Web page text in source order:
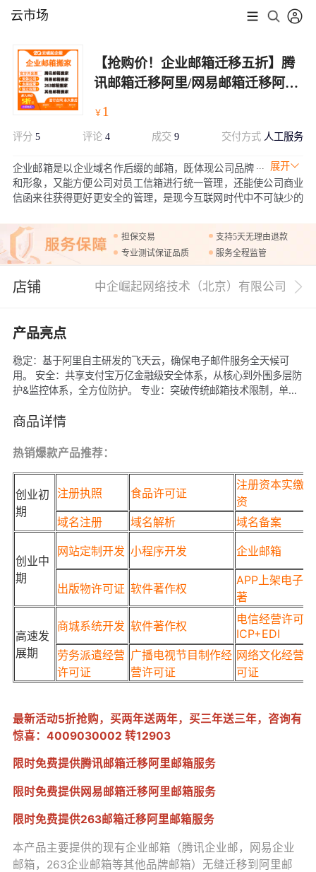
云市场
【抢购价！企业邮箱迁移五折】腾
讯邮箱迁移阿里/网易邮箱迁移阿里
￥ 1
评分 5 评论 4 成交9 交付方式 人工服务
展开
企业邮箱是以企业域名作后缀的邮箱，既体现公司品牌
和形象，又能方便公司对员工信箱进行统一管理，还能使公司商业
信函来往获得更好更安全的管理，是现今互联网时代中不可缺少的
的全生态开放电子邮箱系统。售后7*24小时VIP服务支持，腾讯邮
箱，网易邮箱，263企业邮箱搬家无缝对接！
担保交易
支持5天无理由退款
专业测试保证品质
服务全程监管
店铺 中企崛起网络技术（北京）有限公司
产品亮点
稳定：基于阿里自主研发的飞天云，确保电子邮件服务全天候可
用。 安全：共享支付宝万亿金融级安全体系，从核心到外围多层防
护&监控体系，全方位防护。 专业：突破传统邮箱技术限制，单帐
3份，保证数据可靠性。 协同：日历日程支持全终端同步，更集成
以看已读未读，就像聊天一样简单高效，邮件发送到聊天里方便提
供专属通道。 开放：丰富开放的邮箱API接口，支持单点登陆、用
户同步、AD统一验证等企业集成需求。 形象：定制邮箱企业形
象，包括邮箱LOGO、邮箱登录页、统一签名等。 服务：7*24小
时专业工程师快速响应，20年运维经验，已服务超过100万家企
商品详情
热销爆款产品推荐：
创业初
期
注册执照 食品许可证
注册资本实缴垫
资
域名注册
域名解析 域名备案
创业中
期
网站定制开发 小程序开发 企业邮箱
出版物许可证 软件著作权
APP上架电子软
著
高速发
展期
商城系统开发 软件著作权
电信经营许可证
ICP+EDI
劳务派遣经营
许可证
广播电视节目制作经
营许可证
网络文化经营许
可证
最新活动5折抢购，买两年送两年，买三年送三年，咨询有
惊喜： 4009030002 转12903
限时免费提供腾讯邮箱迁移阿里邮箱服务
限时免费提供网易邮箱迁移阿里邮箱服务
限时免费提供263邮箱迁移阿里邮箱服务
本产品主要提供的现有企业邮箱（腾讯企业邮，网易企业
邮箱，263企业邮箱等其他品牌邮箱）无缝迁移到阿里邮